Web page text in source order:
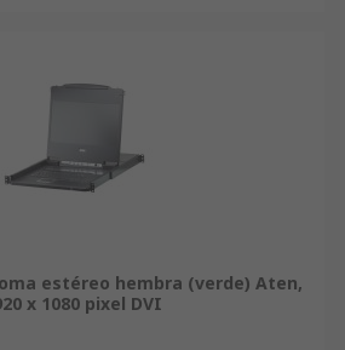
estéreo hembra (verde) Aten,
x 1080 pixel DVI